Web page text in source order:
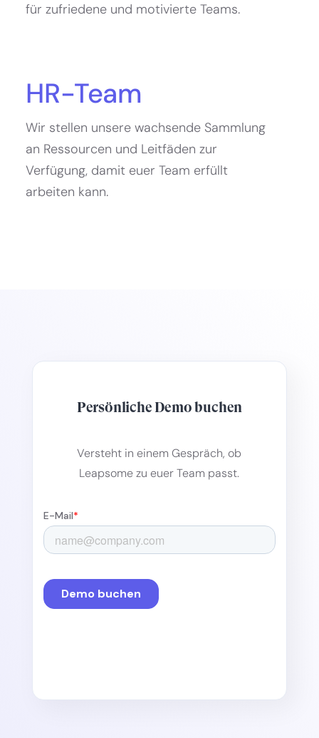
für zufriedene und motivierte Teams.
HR-Team
Wir stellen unsere wachsende Sammlung
an Ressourcen und Leitfäden zur
Verfügung, damit euer Team erfüllt
arbeiten kann.
Persönliche Demo buchen
Versteht in einem Gespräch, ob
Leapsome zu euer Team passt.